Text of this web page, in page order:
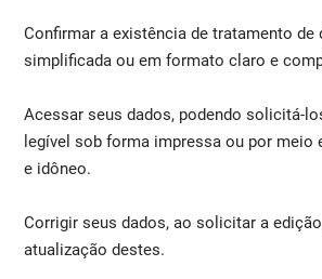
Confirmar a existência de tratamento de
simplificada ou em formato claro e
Acessar seus dados, podendo solicitá-
legível sob forma impressa ou por meio
e idôneo.
Corrigir seus dados, ao solicitar a
atualização destes.